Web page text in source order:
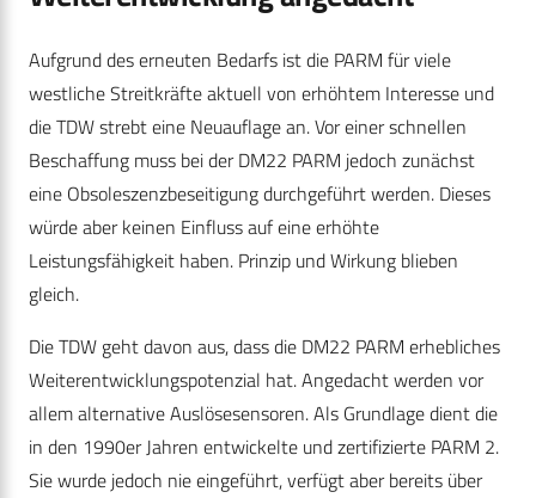
Aufgrund des erneuten Bedarfs ist die PARM für viele
westliche Streitkräfte aktuell von erhöhtem Interesse und
die TDW strebt eine Neuauflage an. Vor einer schnellen
Beschaffung muss bei der DM22 PARM jedoch zunächst
eine Obsoleszenzbeseitigung durchgeführt werden. Dieses
würde aber keinen Einfluss auf eine erhöhte
Leistungsfähigkeit haben. Prinzip und Wirkung blieben
gleich.
Die TDW geht davon aus, dass die DM22 PARM erhebliches
Weiterentwicklungspotenzial hat. Angedacht werden vor
allem alternative Auslösesensoren. Als Grundlage dient die
in den 1990er Jahren entwickelte und zertifizierte PARM 2.
Sie wurde jedoch nie eingeführt, verfügt aber bereits über